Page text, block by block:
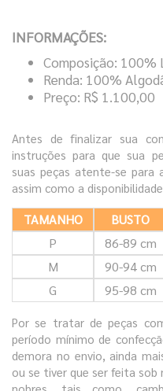
INFORMAÇÕES:
Composição: 100%
Renda: 100%
Preço: R$ 1.100,00
Antes de finalizar sua
instruções para que sua
suas peças atente-se para
assim como a
TAMANHO BUSTO
P
86-89 cm
M
90-94 cm
G
95-98 cm
Por se tratar de peças
período mínimo de
demora no envio, ainda
ou se tiver que ser feita sob
nobres, tais como,